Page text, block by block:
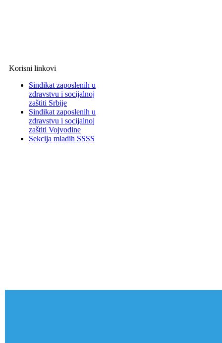
Korisni linkovi
Sindikat zaposlenih u
zdravstvu i socijalnoj
zaštiti Srbije
Sindikat zaposlenih u
zdravstvu i socijalnoj
zaštiti Vojvodine
Sekcija mladih SSSS